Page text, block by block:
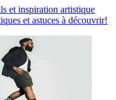
et inspiration artistique
et astuces à découvrir!